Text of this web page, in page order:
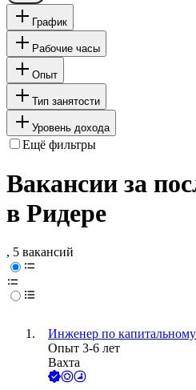
График
Рабочие часы
Опыт
Тип занятости
Уровень дохода
Ещё фильтры
Вакансии за
в Ридере
, 5 вакансий
Инженер по капитальному
Опыт 3-6 лет
Вахта